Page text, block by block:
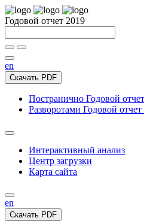
Годовой отчет 2019
en
Скачать PDF
Постранично Годовой
Разворотами Годовой
Интерактивный анализ
Центр загрузки
Карта сайта
en
Скачать PDF